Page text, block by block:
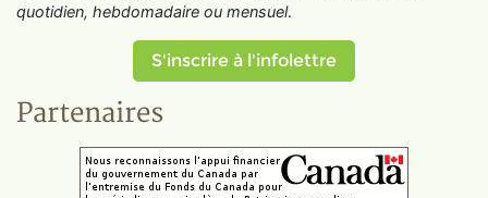
quotidien, hebdomadaire ou mensuel.
S'inscrire à l'infolettre
Partenaires